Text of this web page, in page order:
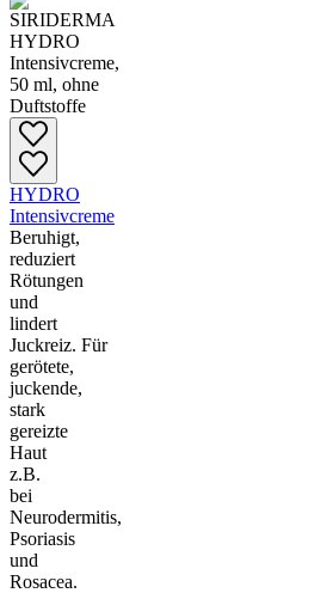
HYDRO
Intensivcreme
Beruhigt,
reduziert
Rötungen
und
lindert
Juckreiz. Für
gerötete,
juckende,
stark
gereizte
Haut
z.B.
bei
Neurodermitis,
Psoriasis
und
Rosacea.